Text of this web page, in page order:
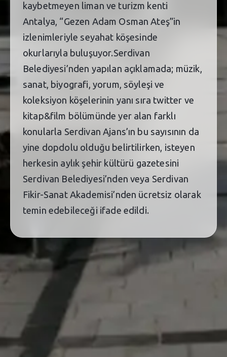
kaybetmeyen liman ve turizm kenti
Antalya, “Gezen Adam Osman Ateş”in
izlenimleriyle seyahat köşesinde
okurlarıyla buluşuyor.Serdivan
Belediyesi’nden yapılan açıklamada; müzik,
sanat, biyografi, yorum, söyleşi ve
koleksiyon köşelerinin yanı sıra twitter ve
kitap&film bölümünde yer alan farklı
konularla Serdivan Ajans’ın bu sayısının da
yine dopdolu olduğu belirtilirken, isteyen
herkesin aylık şehir kültürü gazetesini
Serdivan Belediyesi’nden veya Serdivan
Fikir-Sanat Akademisi’nden ücretsiz olarak
temin edebileceği ifade edildi.